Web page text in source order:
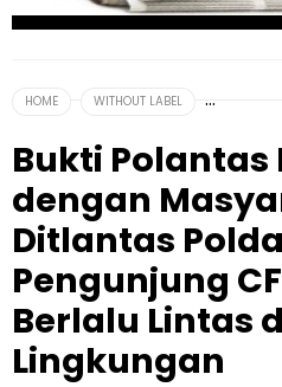
HOME WITHOUT LABEL
Bukti Polantas
dengan
Ditlantas
Pengunjung
Berlalu Lintas
Lingkungan